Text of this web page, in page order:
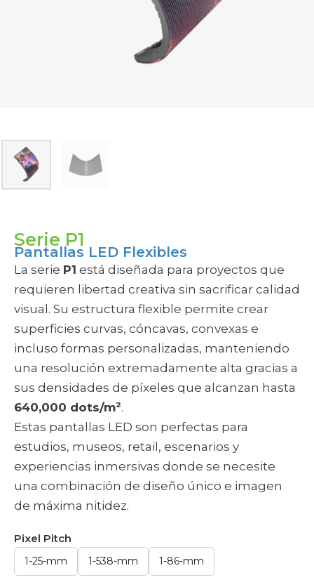
Serie P1
Pantallas LED Flexibles
La serie P1 está diseñada para proyectos que
requieren libertad creativa sin sacrificar calidad
visual. Su estructura flexible permite crear
superficies curvas, cóncavas, convexas e
incluso formas personalizadas, manteniendo
una resolución extremadamente alta gracias a
sus densidades de píxeles que alcanzan hasta
640,000 dots/m².
Estas pantallas LED son perfectas para
estudios, museos, retail, escenarios y
experiencias inmersivas donde se necesite
una combinación de diseño único e imagen
de máxima nitidez.
Pixel Pitch
1-25-mm 1-538-mm 1-86-mm